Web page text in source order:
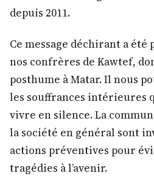
depuis 2011.
Ce message déchirant a
nos confrères de Kawtef,
posthume à Matar. Il nous
les souffrances intérieures
vivre en silence. La
la société en général sont
actions préventives pour
tragédies à l’avenir.